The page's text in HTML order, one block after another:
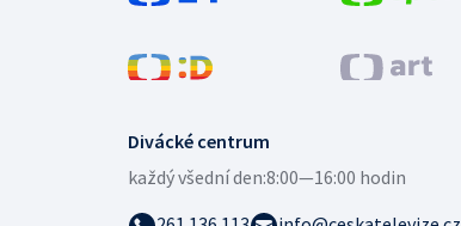
Divácké centrum
každý všední den:8:00—16:00 hodin